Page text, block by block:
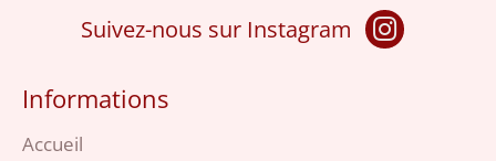
Suivez-nous sur Instagram
Informations
Accueil